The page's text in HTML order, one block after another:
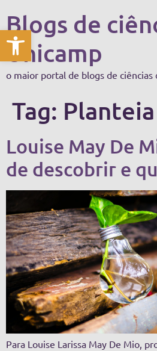
Abrir a barra de
Blogs de
Unicamp
o maior portal de blogs de ciências
Tag: Planteia
Louise May De
de descobrir e
Para Louise Larissa May De Mio,